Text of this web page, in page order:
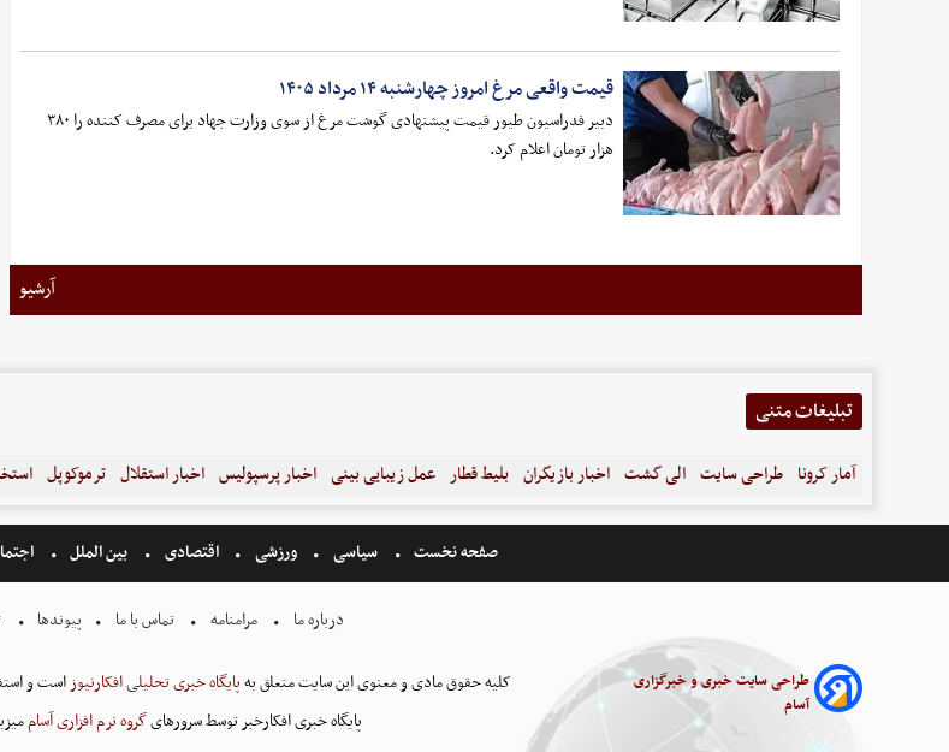
قیمت واقعی مرغ امروز چهارشنبه ۱۴ مرداد ۱۴۰۵
دبیر فدراسیون طیور قیمت پیشنهادی گوشت مرغ از سوی وزارت جهاد برای مصرف کننده را ۳۸۰
هزار تومان اعلام کرد.
آرشیو
تبلیغات متنی
آمار کرونا طراحی سایت الی گشت اخبار بازیگران بلیط قطار عمل زیبایی بینی اخبار پرسپولیس اخبار استقلال ترموکوپل
صفحه نخست سیاسی ورزشی اقتصادی بین الملل
درباره ما مرامنامه تماس با ما پیوندها
طراحی سایت خبری و خبرگزاری
آسام
کلیه حقوق مادی و معنوی این سایت متعلق بهپایگاه خبری تحلیلی افکارنیوزاست و
پایگاه خبری افکارخبر توسط سرورهایگروه نرم افزاری آسام